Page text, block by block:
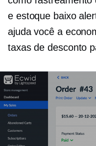
e estoque baixo
ajuda você a
taxas de desconto